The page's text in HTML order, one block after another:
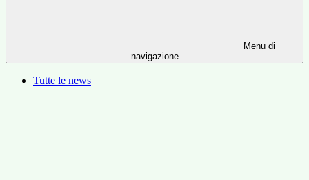
Menu di
navigazione
Tutte le news